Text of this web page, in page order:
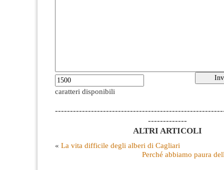
caratteri disponibili
-------------
ALTRI ARTICOLI
« La vita difficile degli alberi di Cagliari
Perché abbiamo paura